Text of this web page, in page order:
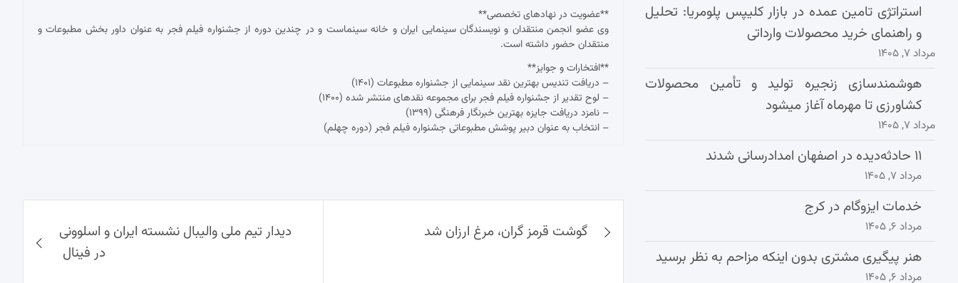
**عضویت در نهادهای تخصصی**
وی عضو انجمن منتقدان و نویسندگان سینمایی ایران و خانه سینماست و در چندین دوره از جشنواره فیلم فجر به عنوان داور بخش مطبوعات و
منتقدان حضور داشته است.
**افتخارات و جوایز**
– دریافت تندیس بهترین نقد سینمایی از جشنواره مطبوعات (۱۴۰۱)
– لوح تقدیر از جشنواره فیلم فجر برای مجموعه نقدهای منتشر شده (۱۴۰۰)
– نامزد دریافت جایزه بهترین خبرنگار فرهنگی (۱۳۹۹)
– انتخاب به عنوان دبیر پوشش مطبوعاتی جشنواره فیلم فجر (دوره چهلم)
نوشته‌ها
گوشت قرمز گران،‌ مرغ ارزان شد
دیدار تیم ملی والیبال نشسته ایران و اسلوونی
در فینال
استراتژی تامین عمده در بازار کلیپس پلومریا: تحلیل
و راهنمای خرید محصولات وارداتی
مرداد ۷, ۱۴۰۵
هوشمندسازی زنجیره تولید و تأمین محصولات
کشاورزی تا مهرماه آغاز میشود
مرداد ۷, ۱۴۰۵
۱۱ حادثه‌دیده در اصفهان امدادرسانی شدند
مرداد ۷, ۱۴۰۵
خدمات ایزوگام در کرج
مرداد ۶, ۱۴۰۵
هنر پیگیری مشتری بدون اینکه مزاحم به نظر برسید
مرداد ۶, ۱۴۰۵